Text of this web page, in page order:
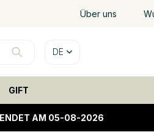
Über uns
DE
GIFT
ENDET AM 05-08-2026